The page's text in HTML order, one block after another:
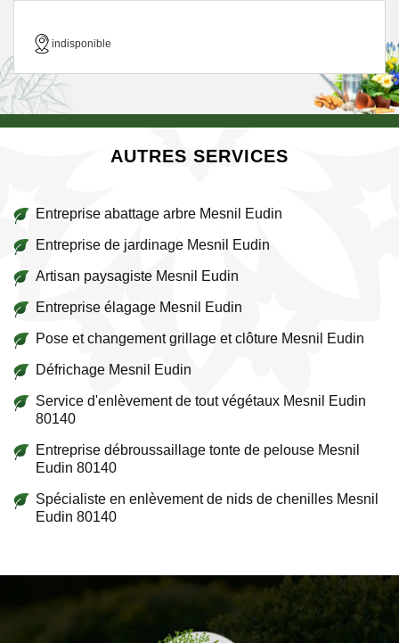
indisponible
AUTRES SERVICES
Entreprise abattage arbre Mesnil Eudin
Entreprise de jardinage Mesnil Eudin
Artisan paysagiste Mesnil Eudin
Entreprise élagage Mesnil Eudin
Pose et changement grillage et clôture Mesnil Eudin
Défrichage Mesnil Eudin
Service d'enlèvement de tout végétaux Mesnil Eudin
80140
Entreprise débroussaillage tonte de pelouse Mesnil
Eudin 80140
Spécialiste en enlèvement de nids de chenilles Mesnil
Eudin 80140